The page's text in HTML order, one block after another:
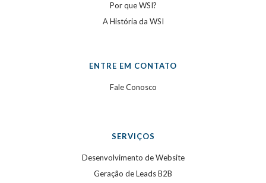
Por que WSI?
A História da WSI
ENTRE EM CONTATO
Fale Conosco
SERVIÇOS
Desenvolvimento de Website
Geração de Leads B2B